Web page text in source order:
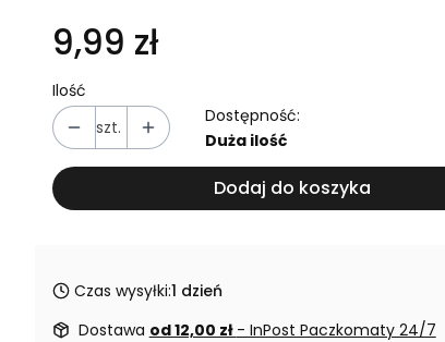
9,99 zł
Ilość
szt.
Dostępność:
Duża ilość
Dodaj do koszyka
Czas wysyłki:1 dzień
Dostawa od 12,00 zł - InPost Paczkomaty 24/7